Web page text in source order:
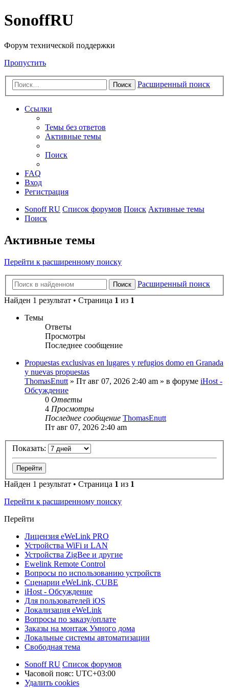
SonoffRU
Форум технической поддержки
Пропустить
Поиск Расширенный поиск
Ссылки
Темы без ответов
Активные темы
Поиск
FAQ
Вход
Регистрация
Sonoff RU Список форумов Поиск Активные темы
Поиск
Активные темы
Перейти к расширенному поиску
Поиск
Расширенный поиск
Найден 1 результат • Страница 1 из 1
Темы
Ответы
Просмотры
Последнее сообщение
Propuestas exclusivas en lugares y refugios domo en Granada
y nuevas propuestas
ThomasEnutt » Пт авг 07, 2026 2:40 am » в форуме iHost -
Обсуждение
0 Ответы
4 Просмотры
Последнее сообщение ThomasEnutt
Пт авг 07, 2026 2:40 am
Показать:
Найден 1 результат • Страница 1 из 1
Перейти к расширенному поиску
Перейти
Лицензия eWeLink PRO
Устройства WiFi и LAN
Устройства ZigBee и другие
Ewelink Remote Control
Вопросы по использованию устройств
Сценарии eWeLink, CUBE
iHost - Обсуждение
Для пользователей iOS
Локализация eWeLink
Вопросы по заказу/оплате
Заказы на монтаж Умного дома
Локальные системы автоматизации
Свободная тема
Sonoff RU Список форумов
Часовой пояс: UTC+03:00
Удалить cookies